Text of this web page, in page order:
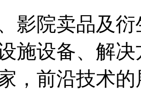
影院卖品及
施设备、解
，前沿技术